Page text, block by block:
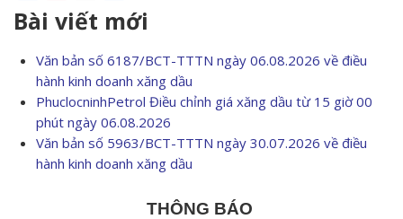
Bài viết mới
Văn bản số 6187/BCT-TTTN ngày 06.08.2026 về điều
hành kinh doanh xăng dầu
PhuclocninhPetrol Điều chỉnh giá xăng dầu từ 15 giờ 00
phút ngày 06.08.2026
Văn bản số 5963/BCT-TTTN ngày 30.07.2026 về điều
hành kinh doanh xăng dầu
THÔNG BÁO